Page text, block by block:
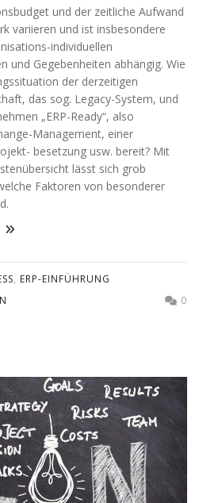
und der zeitliche Aufwand
variieren und ist insbesondere
individuellen
und Gegebenheiten abhängig. Wie
der derzeitigen
das sog. Legacy-System, und
„ERP-Ready“, also
Management, einer
besetzung usw. bereit? Mit
lässt sich grob
Faktoren von besonderer
, ERP-EINFÜHRUNG
0